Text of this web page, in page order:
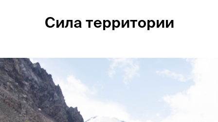
Индивидуальные
Россия
Сила территории